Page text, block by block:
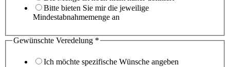
Bitte bieten Sie mir die jeweilige
Mindestabnahmemenge an
Gewünschte Veredelung *
Ich möchte spezifische Wünsche angeben